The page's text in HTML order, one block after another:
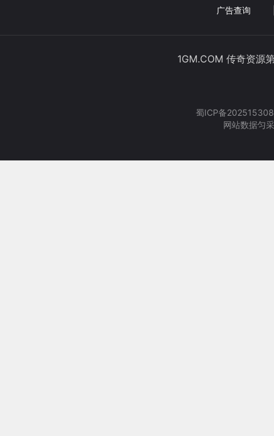
广告查询
1GM.COM 传奇资源
蜀ICP备
网站数据匀